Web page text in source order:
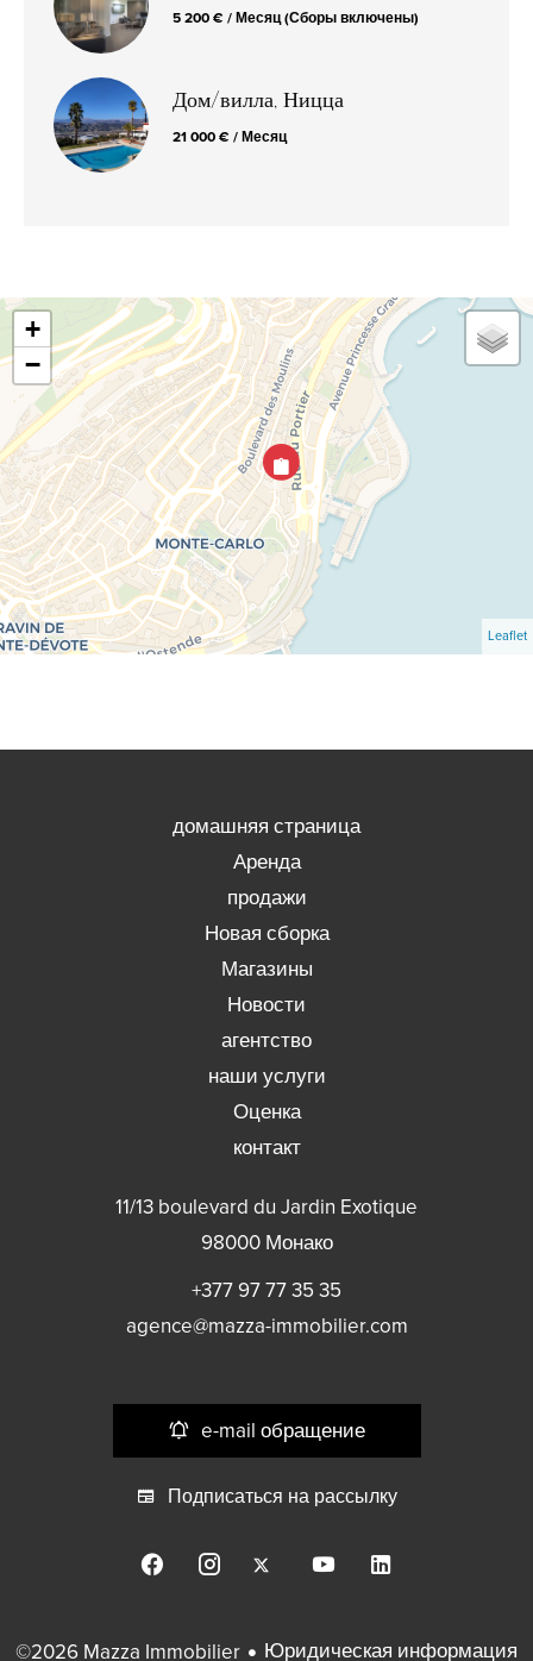
5 200 € / Месяц (Сборы включены)
Дом/вилла, Ницца
21 000 € / Месяц
+
−
Leaflet
домашняя страница
Аренда
продажи
Новая сборка
Магазины
Новости
агентство
наши услуги
Оценка
контакт
11/13 boulevard du Jardin Exotique
98000Монако
+377 97 77 35 35
agence@mazza-immobilier.com
e-mail обращение
Подписаться на рассылку
©2026 Mazza Immobilier Юридическая информация